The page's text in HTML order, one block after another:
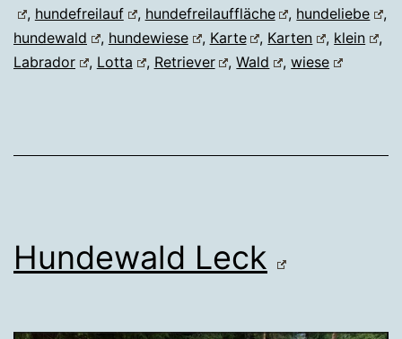
, hundefreilauf , hundefreilauffläche , hundeliebe
,
hundewald
, hundewiese , Karte , Karten , klein
,
Labrador
, Lotta , Retriever ,Wald ,wiese
Hundewald Leck